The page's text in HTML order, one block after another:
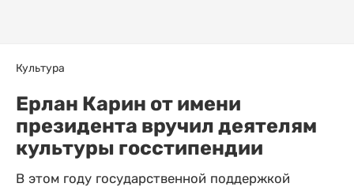
Культура
Ерлан Карин от имени
президента вручил деятелям
культуры госстипендии
В этом году государственной поддержкой